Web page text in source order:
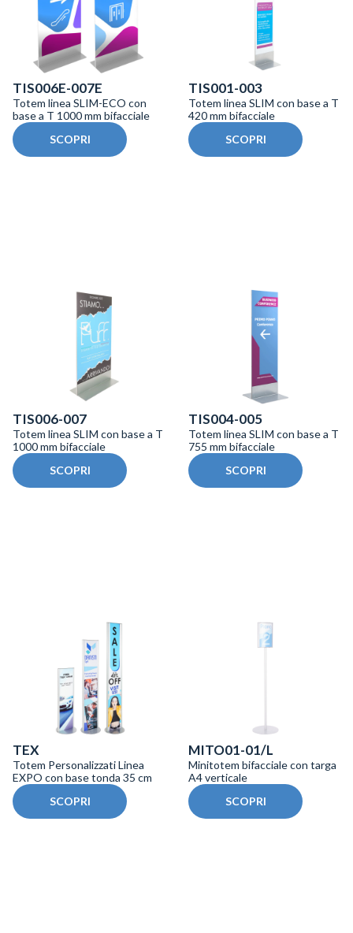
TIS006E-007E
Totem linea SLIM-ECO con
base a T 1000 mm bifacciale
SCOPRI
TIS001-003
Totem linea SLIM con base a T
420 mm bifacciale
SCOPRI
TIS006-007
Totem linea SLIM con base a T
1000 mm bifacciale
SCOPRI
TIS004-005
Totem linea SLIM con base a T
755 mm bifacciale
SCOPRI
TEX
Totem Personalizzati Linea
EXPO con base tonda 35 cm
SCOPRI
MITO01-01/L
Minitotem bifacciale con targa
A4 verticale
SCOPRI